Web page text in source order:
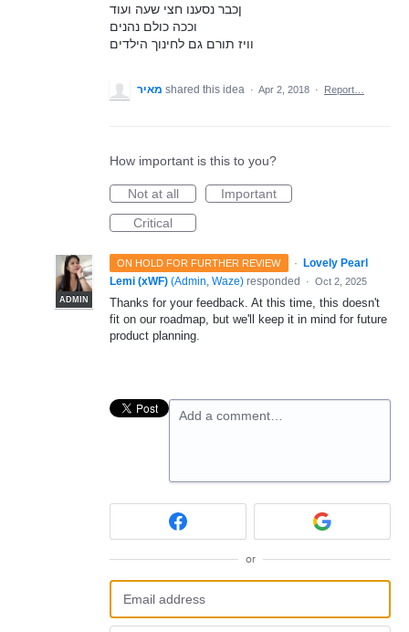
ןכבר נסענו חצי שעה ועוד
וככה כולם נהנים
וויז תורם גם לחינוך הילדים
מאיר shared this idea · Apr 2, 2018 · Report…
How important is this to you?
Not at all
Important
Critical
ON HOLD FOR FURTHER REVIEW ·
ADMIN
Lovely Pearl
Lemi (xWF) (Admin, Waze) responded · Oct 2, 2025
Thanks for your feedback. At this time, this doesn't
fit on our roadmap, but we'll keep it in mind for future
product planning.
Add a comment…
or